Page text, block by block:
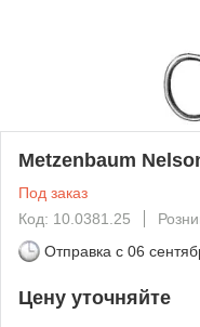
Metzenbaum
Под заказ
Код: 10.0381.25
Отправка с 06
Цену уточняйте